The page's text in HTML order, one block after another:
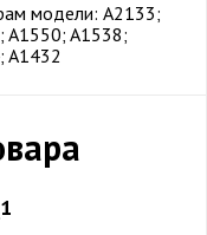
модели: A2133;
A1550; A1538;
A1432